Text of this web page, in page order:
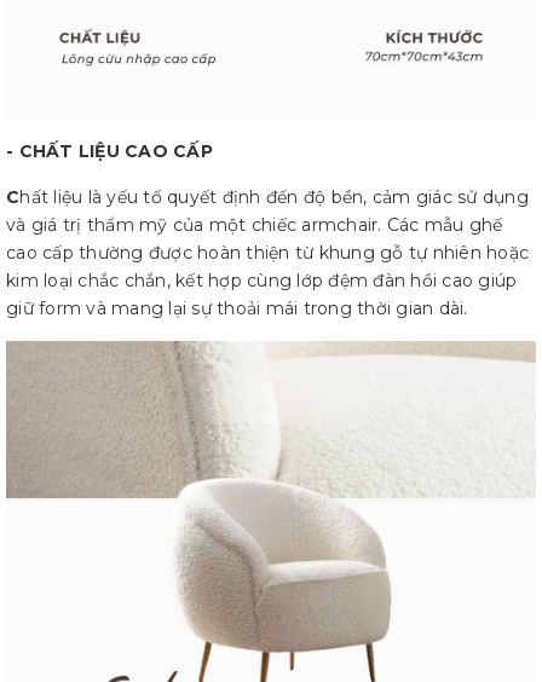
- CHẤT LIỆU CAO CẤP
Chất liệu là yếu tố quyết định đến độ bền, cảm giác sử dụng
và giá trị thẩm mỹ của một chiếc armchair. Các mẫu ghế
cao cấp thường được hoàn thiện từ khung gỗ tự nhiên hoặc
kim loại chắc chắn, kết hợp cùng lớp đệm đàn hồi cao giúp
giữ form và mang lại sự thoải mái trong thời gian dài.